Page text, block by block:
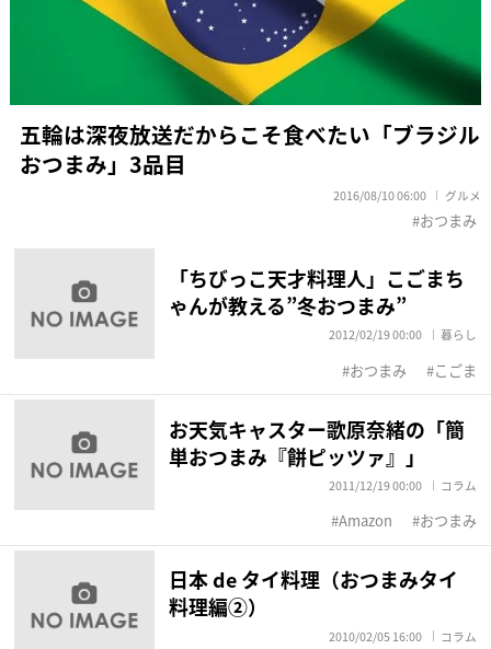
五輪は深夜放送だからこそ食べたい「ブラジル
おつまみ」3品目
2016/08/10 06:00 グルメ
おつまみ
「ちびっこ天才料理人」こごまち
ゃんが教える”冬おつまみ”
2012/02/19 00:00 暮らし
おつまみ こごま
お天気キャスター歌原奈緒の「簡
単おつまみ『餅ピッツァ』」
2011/12/19 00:00 コラム
Amazon おつまみ
日本 de タイ料理（おつまみタイ
料理編②）
2010/02/05 16:00 コラム